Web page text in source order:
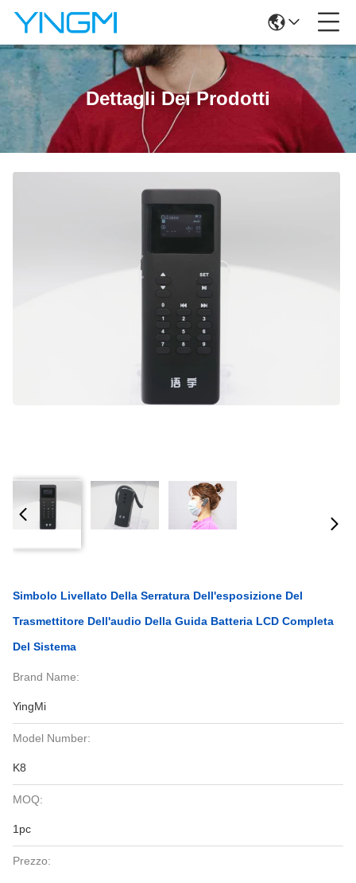
Dettagli Dei Prodotti
Simbolo Livellato Della Serratura Dell'esposizione Del
Trasmettitore Dell'audio Della Guida Batteria LCD Completa
Del Sistema
Brand Name:
YingMi
Model Number:
K8
MOQ:
1pc
Prezzo: